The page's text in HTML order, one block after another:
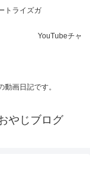
トライズガ
ャ
記です。
やじブログ